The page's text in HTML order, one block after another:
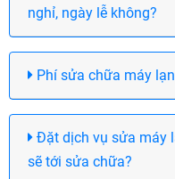
nghỉ, ngày lễ không?
Phí sửa chữa máy
Đặt dịch vụ sửa máy
sẽ tới sửa chữa?